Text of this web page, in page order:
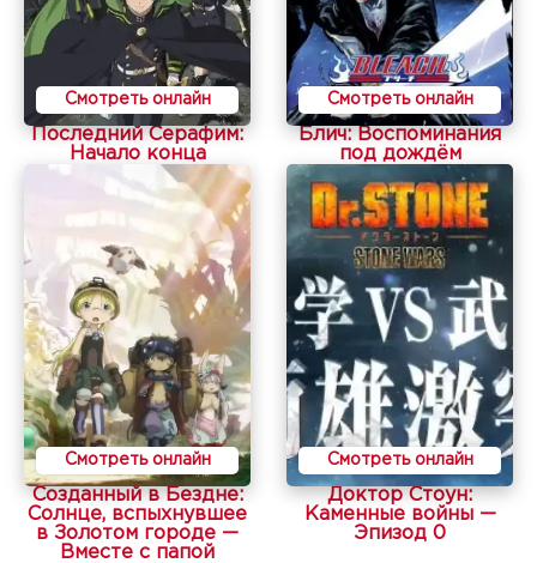
Смотреть онлайн
Последний Серафим:
Начало конца
Смотреть онлайн
Блич: Воспоминания
под дождём
Смотреть онлайн
Созданный в Бездне:
Солнце, вспыхнувшее
в Золотом городе —
Вместе с папой
Смотреть онлайн
Доктор Стоун:
Каменные войны —
Эпизод 0